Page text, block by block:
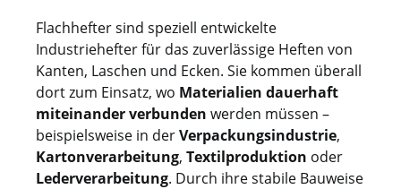
Flachhefter sind speziell entwickelte
Industriehefter für das zuverlässige Heften von
Kanten, Laschen und Ecken. Sie kommen überall
dort zum Einsatz, wo Materialien dauerhaft
miteinander verbunden werden müssen –
beispielsweise in derVerpackungsindustrie,
Kartonverarbeitung, Textilproduktion oder
Lederverarbeitung. Durch ihre stabile Bauweise